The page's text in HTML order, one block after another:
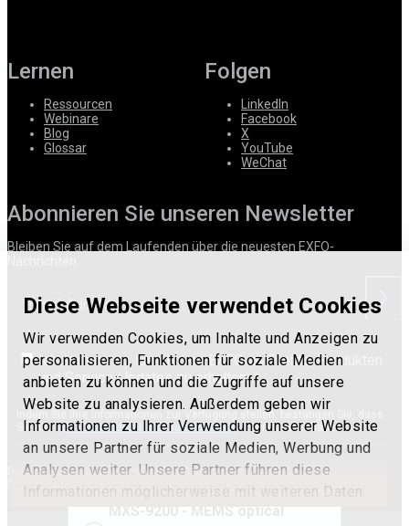
Diese Webseite verwendet Cookies
Wir verwenden Cookies, um Inhalte und Anzeigen zu
personalisieren, Funktionen für soziale Medien
anbieten zu können und die Zugriffe auf unsere
Website zu analysieren. Außerdem geben wir
Informationen zu Ihrer Verwendung unserer Website
an unsere Partner für soziale Medien, Werbung und
Analysen weiter. Unsere Partner führen diese
Informationen möglicherweise mit weiteren Daten
Lernen
Ressourcen
Webinare
Blog
Glossar
Folgen
LinkedIn
Facebook
X
YouTube
WeChat
Abonnieren Sie unseren Newsletter
Bleiben Sie auf dem Laufenden über die neuesten EXFO-
Ich stimme zu, Emails von EXFO zu Events, Produkten
und Service-Updates zu erhalten.
Indem Sie Ihre Informationen zur Verfügung stellen, bestätigen Sie, dass
Sie die
EXFO-Nutzerdatenschutzerklärung verstanden haben.
Diese Website ist durch reCAPTCHA geschützt. Es gelten die
Datenschutzbestimmungen
und die Nutzungsbedingungen von Google.